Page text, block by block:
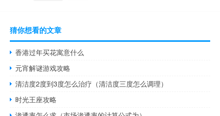
猜你想看的文章
香港过年买花寓意什么
元宵解谜游戏攻略
清洁度2度到3度怎么治疗（清洁度三度怎么调理）
时光王座攻略